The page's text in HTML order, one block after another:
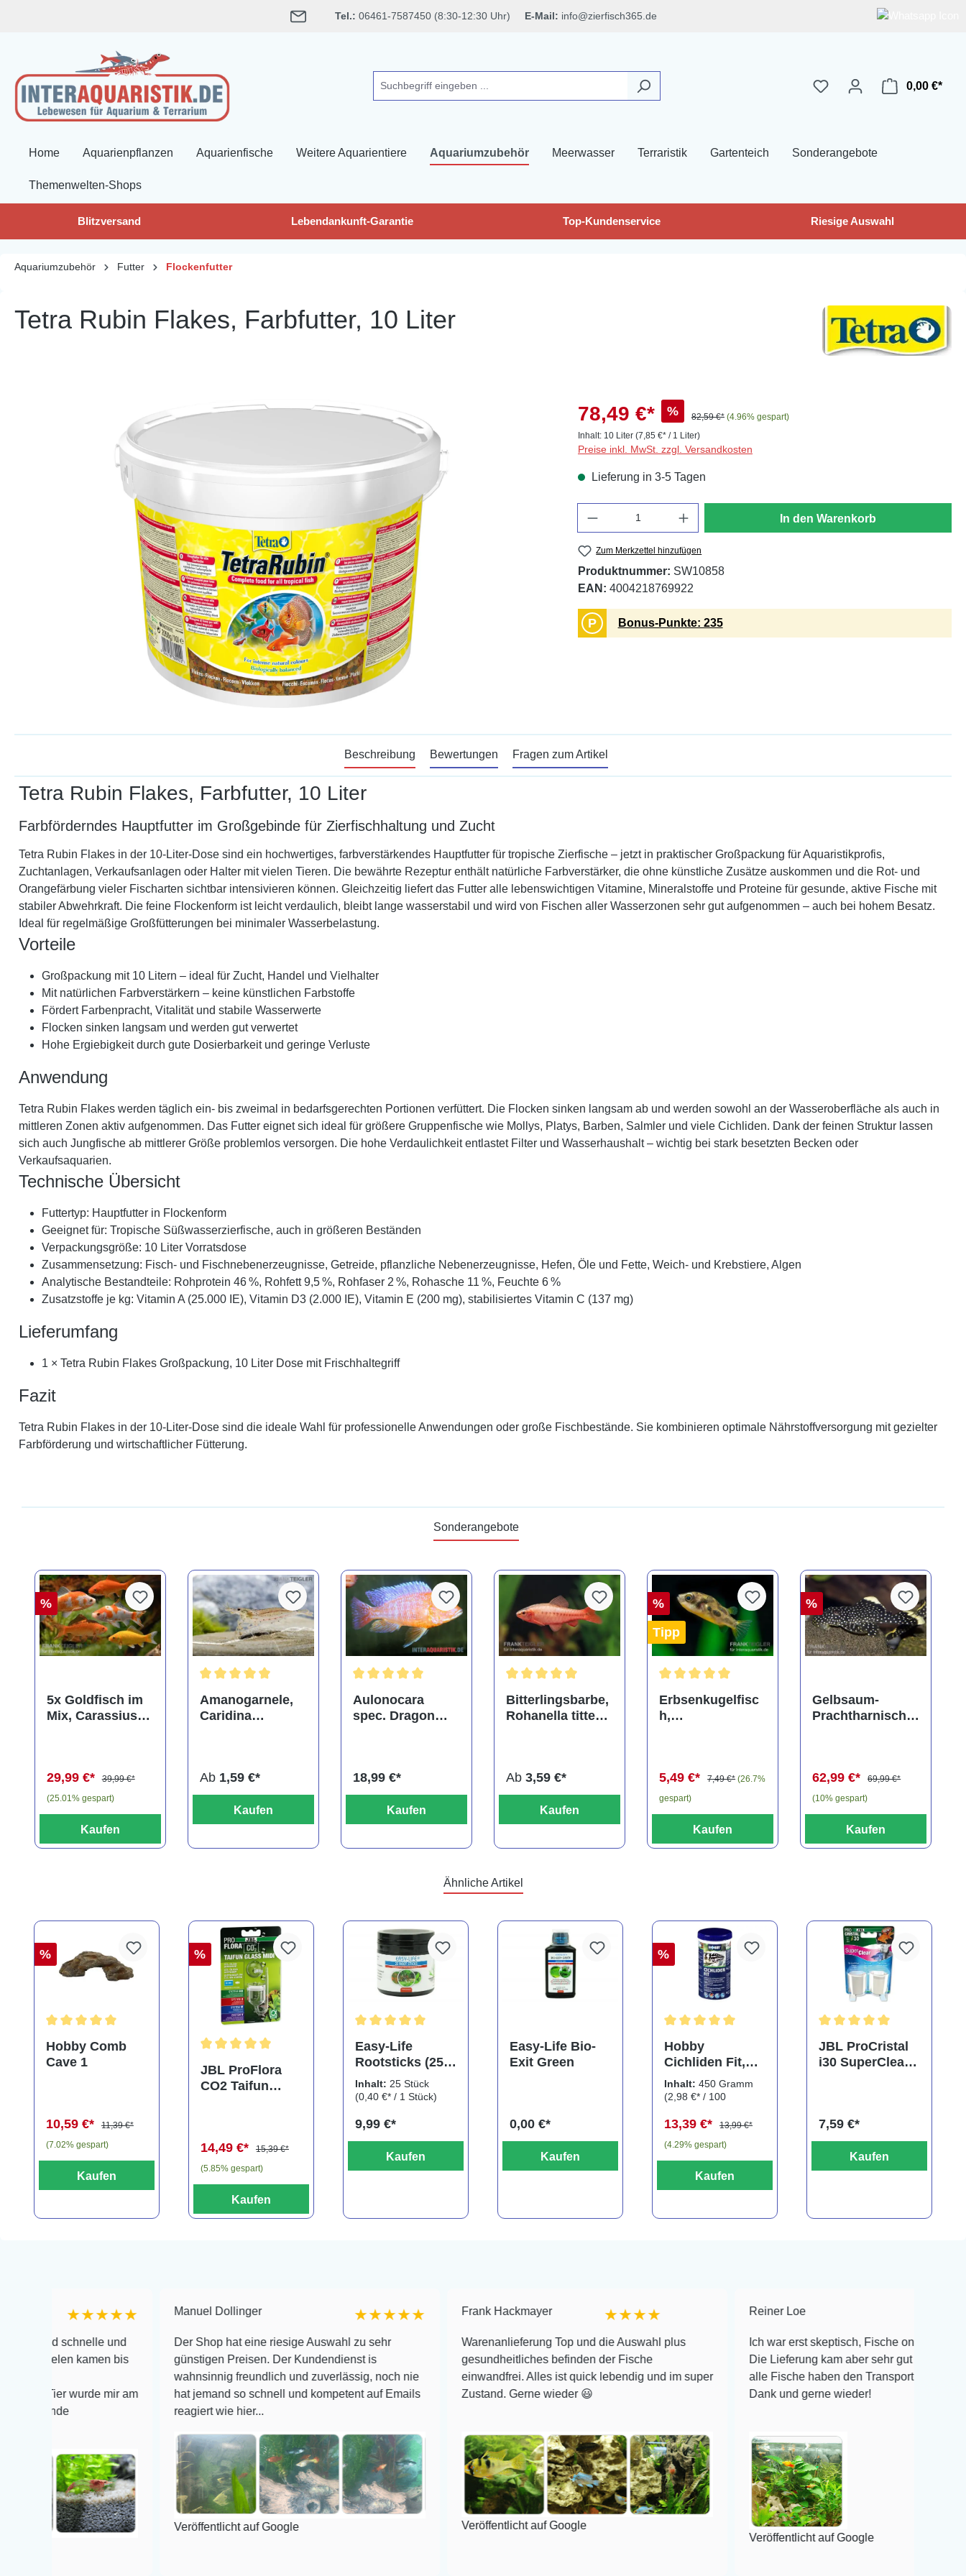
Tel.: 06461-7587450 (8:30-12:30 Uhr) E-Mail: info@zierfisch365.de
0,00 €*
Home Aquarienpflanzen Aquarienfische Weitere Aquarientiere Aquariumzubehör Meerwasser Terraristik Gartenteich Sonderangebote
Themenwelten-Shops
Blitzversand Lebendankunft-Garantie Top-Kundenservice Riesige Auswahl
Aquariumzubehör Futter Flockenfutter
Tetra Rubin Flakes, Farbfutter, 10 Liter
78,49 €* % 82,59 €* (4.96% gespart)
Inhalt: 10 Liter (7,85 €* / 1 Liter)
Preise inkl. MwSt. zzgl. Versandkosten
Lieferung in 3-5 Tagen
In den Warenkorb
Zum Merkzettel hinzufügen
Produktnummer: SW10858
EAN: 4004218769922
P Bonus-Punkte: 235
Beschreibung Bewertungen Fragen zum Artikel
Tetra Rubin Flakes, Farbfutter, 10 Liter
Farbförderndes Hauptfutter im Großgebinde für Zierfischhaltung und Zucht
Tetra Rubin Flakes in der 10-Liter-Dose sind ein hochwertiges, farbverstärkendes Hauptfutter für tropische Zierfische – jetzt in praktischer Großpackung für Aquaristikprofis,
Zuchtanlagen, Verkaufsanlagen oder Halter mit vielen Tieren. Die bewährte Rezeptur enthält natürliche Farbverstärker, die ohne künstliche Zusätze auskommen und die Rot- und
Orangefärbung vieler Fischarten sichtbar intensivieren können. Gleichzeitig liefert das Futter alle lebenswichtigen Vitamine, Mineralstoffe und Proteine für gesunde, aktive Fische mit
stabiler Abwehrkraft. Die feine Flockenform ist leicht verdaulich, bleibt lange wasserstabil und wird von Fischen aller Wasserzonen sehr gut aufgenommen – auch bei hohem Besatz.
Ideal für regelmäßige Großfütterungen bei minimaler Wasserbelastung.
Vorteile
Großpackung mit 10 Litern – ideal für Zucht, Handel und Vielhalter
Mit natürlichen Farbverstärkern – keine künstlichen Farbstoffe
Fördert Farbenpracht, Vitalität und stabile Wasserwerte
Flocken sinken langsam und werden gut verwertet
Hohe Ergiebigkeit durch gute Dosierbarkeit und geringe Verluste
Anwendung
Tetra Rubin Flakes werden täglich ein- bis zweimal in bedarfsgerechten Portionen verfüttert. Die Flocken sinken langsam ab und werden sowohl an der Wasseroberfläche als auch in
mittleren Zonen aktiv aufgenommen. Das Futter eignet sich ideal für größere Gruppenfische wie Mollys, Platys, Barben, Salmler und viele Cichliden. Dank der feinen Struktur lassen
sich auch Jungfische ab mittlerer Größe problemlos versorgen. Die hohe Verdaulichkeit entlastet Filter und Wasserhaushalt – wichtig bei stark besetzten Becken oder
Verkaufsaquarien.
Technische Übersicht
Futtertyp: Hauptfutter in Flockenform
Geeignet für: Tropische Süßwasserzierfische, auch in größeren Beständen
Verpackungsgröße: 10 Liter Vorratsdose
Zusammensetzung: Fisch- und Fischnebenerzeugnisse, Getreide, pflanzliche Nebenerzeugnisse, Hefen, Öle und Fette, Weich- und Krebstiere, Algen
Analytische Bestandteile: Rohprotein 46 %, Rohfett 9,5 %, Rohfaser 2 %, Rohasche 11 %, Feuchte 6 %
Zusatzstoffe je kg: Vitamin A (25.000 IE), Vitamin D3 (2.000 IE), Vitamin E (200 mg), stabilisiertes Vitamin C (137 mg)
Lieferumfang
1 × Tetra Rubin Flakes Großpackung, 10 Liter Dose mit Frischhaltegriff
Fazit
Tetra Rubin Flakes in der 10-Liter-Dose sind die ideale Wahl für professionelle Anwendungen oder große Fischbestände. Sie kombinieren optimale Nährstoffversorgung mit gezielter
Farbförderung und wirtschaftlicher Fütterung.
Sonderangebote
%
5x Goldfisch im
Mix, Carassius
29,99 €*
39,99 €*
(25.01% gespart)
Kaufen
Amanogarnele,
Caridina
Ab 1,59 €*
Kaufen
Aulonocara
spec. Dragon
18,99 €*
Kaufen
Bitterlingsbarbe,
Rohanella titteya,
Ab 3,59 €*
Kaufen
%
Tipp
Erbsenkugelfisc
h,
5,49 €*
7,49 €* (26.7%
gespart)
Kaufen
%
Gelbsaum-
Prachtharnischw
62,99 €*
69,99 €*
(10% gespart)
Kaufen
Ähnliche Artikel
%
Durchschnittliche Bewertung von 5 von 5 Sternen
Hobby Comb
Cave 1
10,59 €*
11,39 €*
(7.02% gespart)
Kaufen
%
Durchschnittliche Bewertung von 5 von 5 Sternen
JBL ProFlora
CO2 Taifun
14,49 €*
15,39 €*
(5.85% gespart)
Kaufen
Easy-Life
Rootsticks (25
Sticks)
Inhalt: 25 Stück
(0,40 €* / 1 Stück)
9,99 €*
Kaufen
Easy-Life Bio-
Exit Green
0,00 €*
Kaufen
%
Hobby
Cichliden Fit,
450 g
Inhalt:450 Gramm
(2,98 €* / 100
13,39 €*
13,99 €*
(4.29% gespart)
Kaufen
JBL ProCristal
i30 SuperClear,
7,59 €*
Kaufen
★★★★★
schnelle und
kamen bis
wurde mir am
Manuel Dollinger ★★★★★
Der Shop hat eine riesige Auswahl zu sehr
günstigen Preisen. Der Kundendienst is
wahnsinnig freundlich und zuverlässig, noch nie
hat jemand so schnell und kompetent auf Emails
reagiert wie hier...
Veröffentlicht auf Google
Frank Hackmayer ★★★★
Warenanlieferung Top und die Auswahl plus
gesundheitliches befinden der Fische
einwandfrei. Alles ist quick lebendig und im super
Zustand. Gerne wieder 😃
Veröffentlicht auf Google
Ich war erst skeptisch, Fische online zu bestellen!
Die Lieferung kam aber sehr gut verpackt an und
alle Fische haben den Transport überlebt! Vielen
Dank und gerne wieder!
Veröffentlicht auf Google